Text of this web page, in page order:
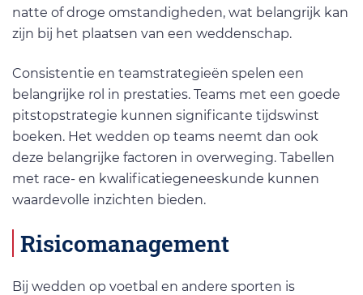
natte of droge omstandigheden, wat belangrijk kan
zijn bij het plaatsen van een weddenschap.
Consistentie en teamstrategieën spelen een
belangrijke rol in prestaties. Teams met een goede
pitstopstrategie kunnen significante tijdswinst
boeken. Het wedden op teams neemt dan ook
deze belangrijke factoren in overweging. Tabellen
met race- en kwalificatiegeneeskunde kunnen
waardevolle inzichten bieden.
Risicomanagement
Bij wedden op voetbal en andere sporten is